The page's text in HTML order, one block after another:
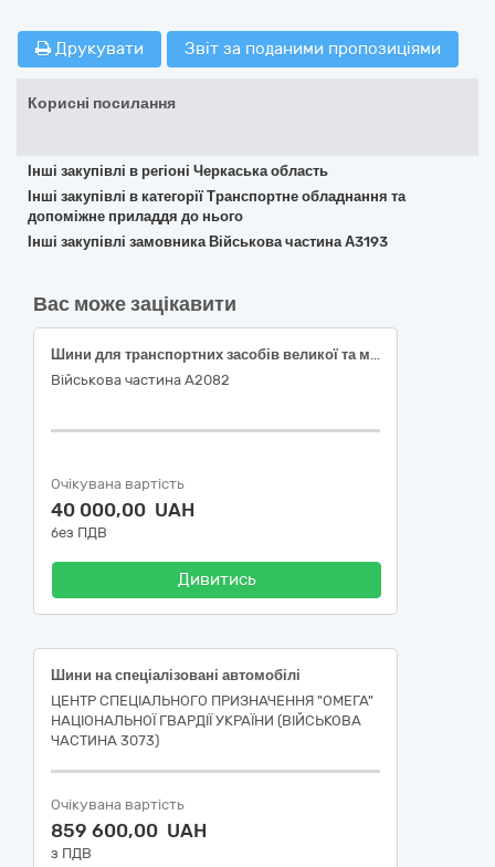
Друкувати Звіт за поданими пропозиціями
Корисні посилання
Інші закупівлі в регіоні Черкаська область
Інші закупівлі в категорії Транспортне обладнання та
допоміжне приладдя до нього
Інші закупівлі замовника Військова частина А3193
Вас може зацікавити
Шини для транспортних засобів великої та малої тоннажності
Військова частина А2082
Очікувана вартість
40 000,00 UAH
без ПДВ
Дивитись
Шини на спеціалізовані автомобілі
ЦЕНТР СПЕЦІАЛЬНОГО ПРИЗНАЧЕННЯ "ОМЕГА"
НАЦІОНАЛЬНОЇ ГВАРДІЇ УКРАЇНИ (ВІЙСЬКОВА
ЧАСТИНА 3073)
Очікувана вартість
859 600,00 UAH
з ПДВ